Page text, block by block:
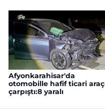
Afyonkarahisar'da
otomobille hafif ticari araç
çarpıştı:8 yaralı